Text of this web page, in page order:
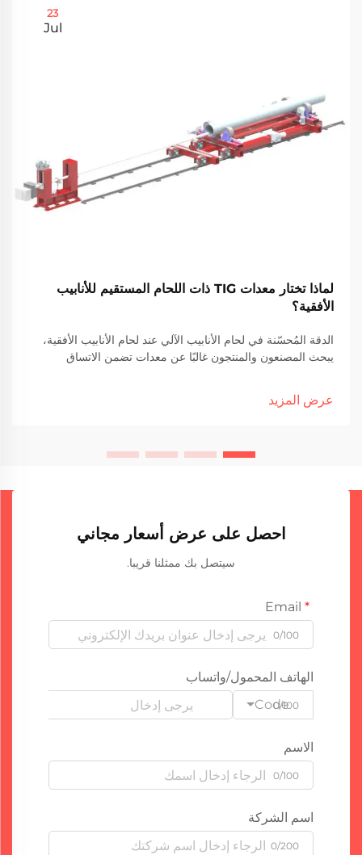
23
Jul
لماذا تختار معدات TIG ذات اللحام المستقيم للأنابيب
الأفقية؟
الدقة المُحسّنة في لحام الأنابيب الآلي عند لحام الأنابيب الأفقية،
يبحث المصنعون والمنتجون غالبًا عن معدات تضمن الاتساق
الشق المستقيم باستخدام قوس التنغستن والغاز الخامل (TIG)...
عرض المزيد
احصل على عرض أسعار مجاني
سيتصل بك ممثلنا قريبا.
0/100
الهاتف المحمول/واتساب
Code
0/100
الاسم
0/100
اسم الشركة
0/200